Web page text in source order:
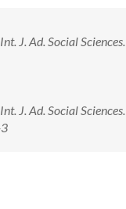
J. Ad. Social Sciences.
J. Ad. Social Sciences.